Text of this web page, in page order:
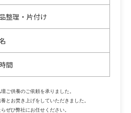
整理・片付け
間
ご供養のご依頼を承りました。
とお焚き上げをしていただきました。
ぜひ弊社にお任せください。